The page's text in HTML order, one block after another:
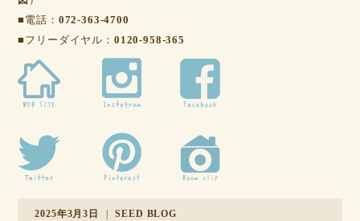
■電話： 072-363-4700
■フリーダイヤル： 0120-958-365
2025年3月3日 SEED BLOG